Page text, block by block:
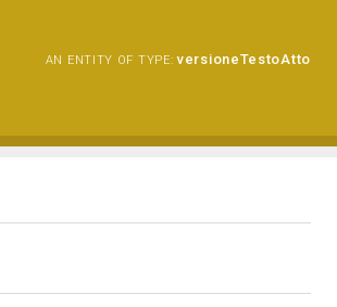
AN ENTITY OF TYPE: versioneTestoAtto